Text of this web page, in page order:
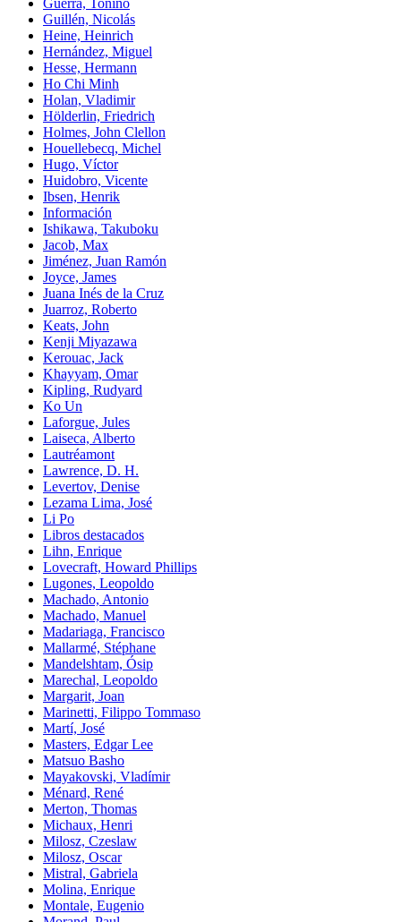
Guillén, Nicolás
Heine, Heinrich
Hernández, Miguel
Hesse, Hermann
Ho Chi Minh
Holan, Vladimir
Hölderlin, Friedrich
Holmes, John Clellon
Houellebecq, Michel
Hugo, Víctor
Huidobro, Vicente
Ibsen, Henrik
Información
Ishikawa, Takuboku
Jacob, Max
Jiménez, Juan Ramón
Joyce, James
Juana Inés de la Cruz
Juarroz, Roberto
Keats, John
Kenji Miyazawa
Kerouac, Jack
Khayyam, Omar
Kipling, Rudyard
Ko Un
Laforgue, Jules
Laiseca, Alberto
Lautréamont
Lawrence, D. H.
Levertov, Denise
Lezama Lima, José
Li Po
Libros destacados
Lihn, Enrique
Lovecraft, Howard Phillips
Lugones, Leopoldo
Machado, Antonio
Machado, Manuel
Madariaga, Francisco
Mallarmé, Stéphane
Mandelshtam, Ósip
Marechal, Leopoldo
Margarit, Joan
Marinetti, Filippo Tommaso
Martí, José
Masters, Edgar Lee
Matsuo Basho
Mayakovski, Vladímir
Ménard, René
Merton, Thomas
Michaux, Henri
Milosz, Czeslaw
Milosz, Oscar
Mistral, Gabriela
Molina, Enrique
Montale, Eugenio